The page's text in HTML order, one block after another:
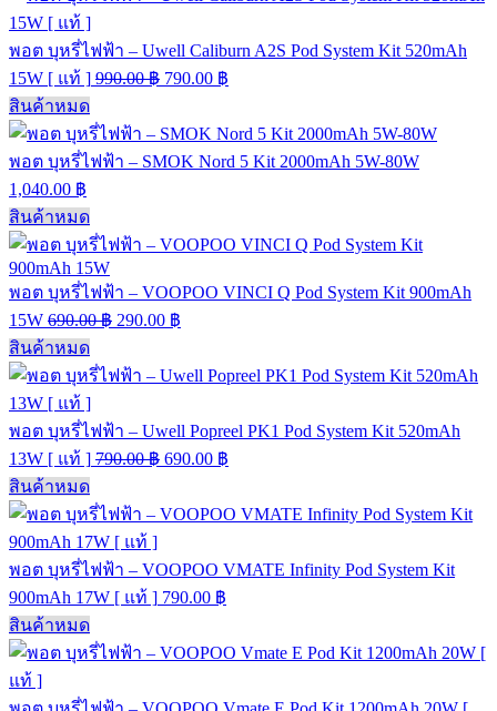
พอต บุหรี่ไฟฟ้า – Uwell Caliburn A2S Pod System Kit 520mAh
15W [ แท้ ] 990.00฿ 790.00 ฿
สินค้าหมด
พอต บุหรี่ไฟฟ้า – SMOK Nord 5 Kit 2000mAh 5W-80W
1,040.00 ฿
สินค้าหมด
พอต บุหรี่ไฟฟ้า – VOOPOO VINCI Q Pod System Kit 900mAh
15W 690.00฿ 290.00 ฿
สินค้าหมด
พอต บุหรี่ไฟฟ้า – Uwell Popreel PK1 Pod System Kit 520mAh
13W [ แท้ ] 790.00฿ 690.00 ฿
สินค้าหมด
พอต บุหรี่ไฟฟ้า – VOOPOO VMATE Infinity Pod System Kit
900mAh 17W [ แท้ ] 790.00 ฿
สินค้าหมด